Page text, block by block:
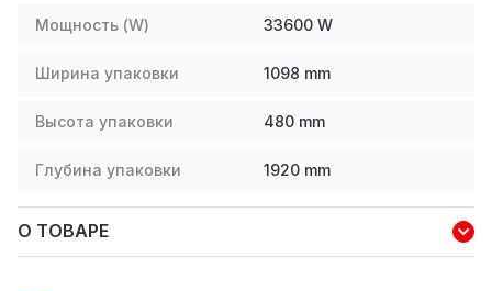
Мощность (W) 33600 W
Ширина упаковки 1098 mm
Высота упаковки 480 mm
Глубина упаковки 1920 mm
О ТОВАРЕ